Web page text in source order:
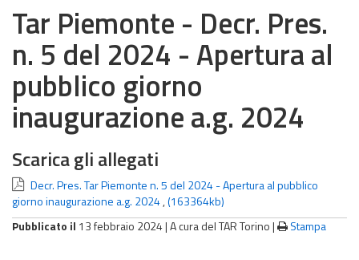
Tar Piemonte - Decr. Pres.
n. 5 del 2024 - Apertura al
pubblico giorno
inaugurazione a.g. 2024
Scarica gli allegati
Decr. Pres. Tar Piemonte n. 5 del 2024 - Apertura al pubblico
giorno inaugurazione a.g. 2024,(163364kb)
Pubblicato il 13 febbraio 2024 |A cura del TAR Torino| Stampa